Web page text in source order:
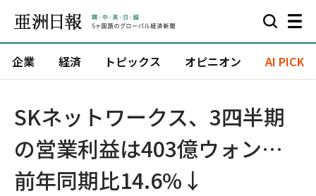
企業 経済 トピックス オピニオン AI PICK
SKネットワークス、3四半期
の営業利益は403億ウォン…
前年同期比14.6%↓